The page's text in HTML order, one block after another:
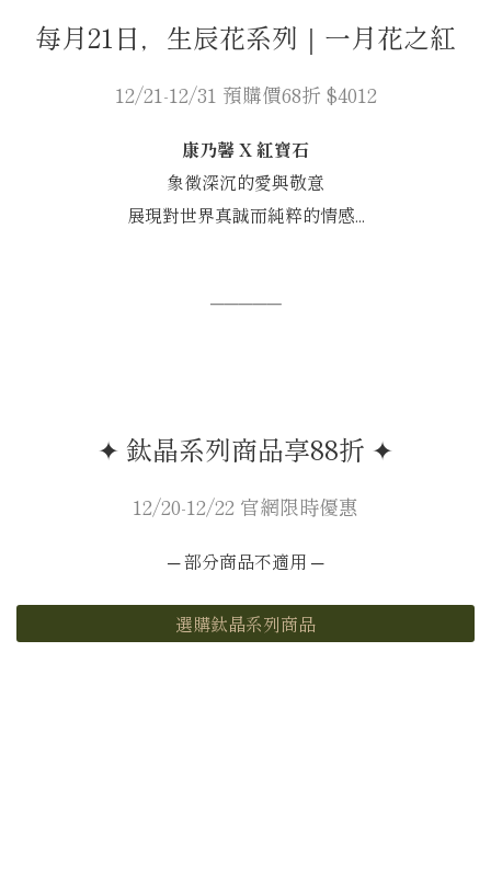
每月21日，生辰花系列｜一月花之紅
12/21-12/31 預購價68折 $4012
康乃馨 X 紅寶石
象徵深沉的愛與敬意
展現對世界真誠而純粹的情感...
─────
✦ 鈦晶系列商品享88折 ✦
12/20-12/22 官網限時優惠
─ 部分商品不適用 ─
選購鈦晶系列商品